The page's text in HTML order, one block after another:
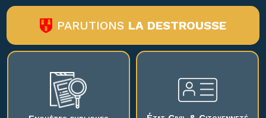
PARUTIONS LA DESTROUSSE